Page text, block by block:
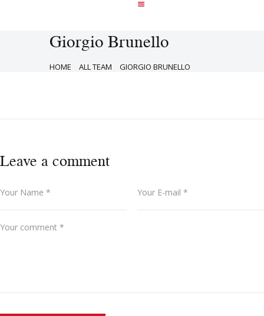
Giorgio Brunello
HOME ALL TEAM GIORGIO BRUNELLO
Leave a comment